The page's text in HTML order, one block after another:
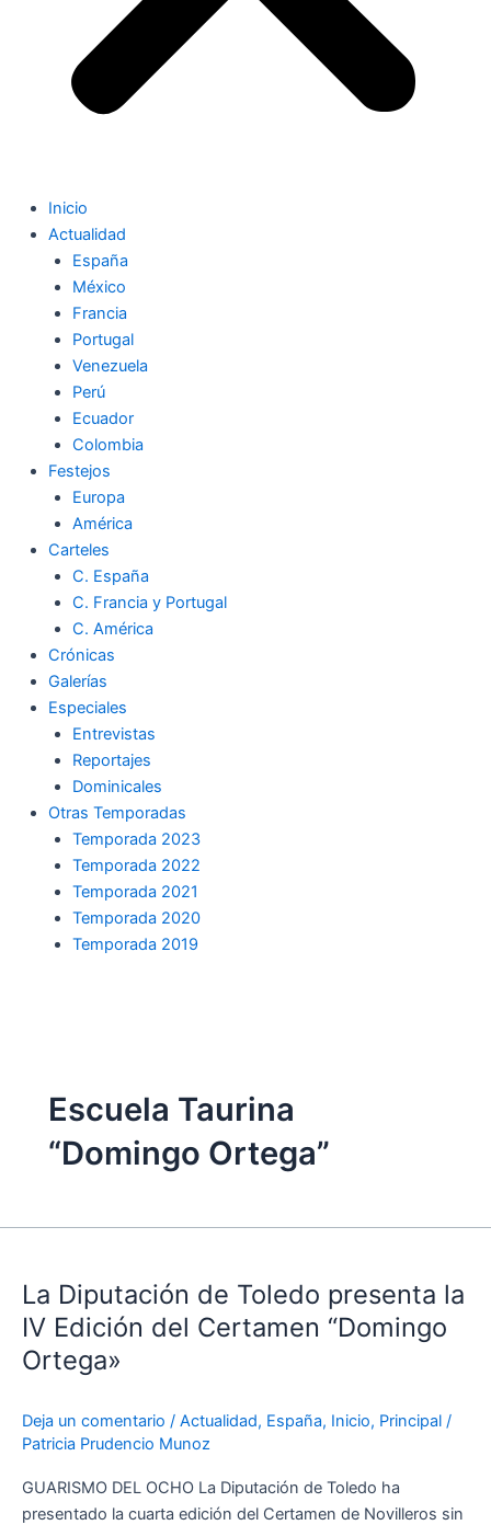
Inicio
Actualidad
España
México
Francia
Portugal
Venezuela
Perú
Ecuador
Colombia
Festejos
Europa
América
Carteles
C. España
C. Francia y Portugal
C. América
Crónicas
Galerías
Especiales
Entrevistas
Reportajes
Dominicales
Otras Temporadas
Temporada 2023
Temporada 2022
Temporada 2021
Temporada 2020
Temporada 2019
Escuela Taurina
“Domingo Ortega”
La Diputación de Toledo presenta la
IV Edición del Certamen “Domingo
Ortega»
Deja un comentario / Actualidad, España, Inicio, Principal /
Patricia Prudencio Munoz
GUARISMO DEL OCHO La Diputación de Toledo ha
presentado la cuarta edición del Certamen de Novilleros sin
de
Toledo
presenta
la
Edición
del
Certamen
“Domingo